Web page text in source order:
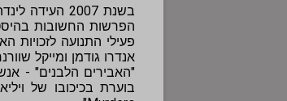
בשנת 2007
פעילי התנועה לזכויות
אנדרו גודמן ומייקל
"האבירים הלבנים" -